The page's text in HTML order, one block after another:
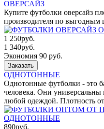
ОВЕРСАЙЗ
Купите футболки оверсайз
производителя по выгодным
1 250руб.
1 340руб.
Экономия 90 руб.
Заказать
ОДНОТОННЫЕ
Однотонные футболки - это
человека. Они универсальны
любой одеждой. Плотность
890руб.